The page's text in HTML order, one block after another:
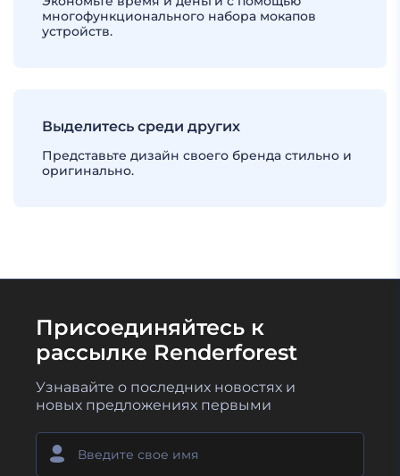
многофункционального набора мокапов
устройств.
Выделитесь среди других
Представьте дизайн своего бренда стильно и
оригинально.
Присоединяйтесь к
рассылке Renderforest
Узнавайте о последних новостях и
новых предложениях первыми